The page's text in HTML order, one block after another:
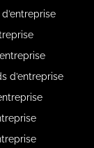
d’entreprise